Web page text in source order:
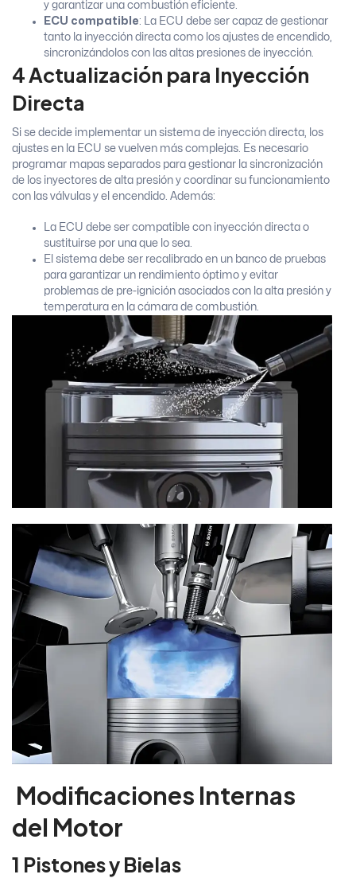
y garantizar una combustión eficiente.
ECU compatible: La ECU debe ser capaz de gestionar
tanto la inyección directa como los ajustes de encendido,
sincronizándolos con las altas presiones de inyección.
4 Actualización para Inyección
Directa
Si se decide implementar un sistema de inyección directa, los
ajustes en la ECU se vuelven más complejas. Es necesario
programar mapas separados para gestionar la sincronización
de los inyectores de alta presión y coordinar su funcionamiento
con las válvulas y el encendido. Además:
La ECU debe ser compatible con inyección directa o
sustituirse por una que lo sea.
El sistema debe ser recalibrado en un banco de pruebas
para garantizar un rendimiento óptimo y evitar
problemas de pre-ignición asociados con la alta presión y
temperatura en la cámara de combustión.
Modificaciones Internas
del Motor
1 Pistones y Bielas